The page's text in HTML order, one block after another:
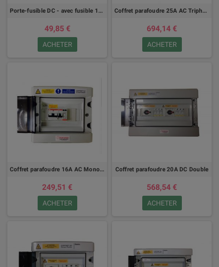
Porte-fusible DC - avec fusible 160A a 400A
49,85 €
ACHETER
Coffret parafoudre 25A AC Triphasé
694,14 €
ACHETER
Coffret parafoudre 16A AC Monophasé
249,51 €
ACHETER
Coffret parafoudre 20A DC Double
568,54 €
ACHETER